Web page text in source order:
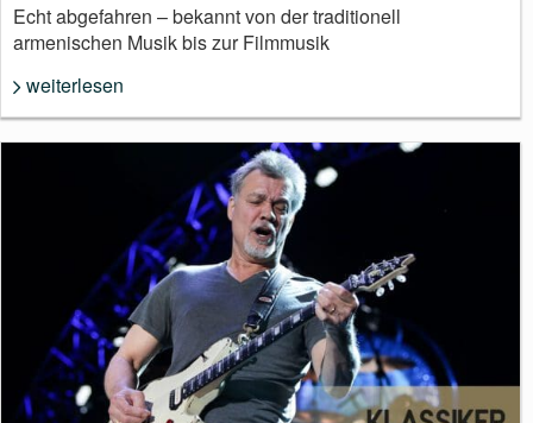
Echt abgefahren – bekannt von der traditionell
armenischen Musik bis zur Filmmusik
weiterlesen